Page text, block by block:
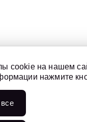
cookie на нашем
нажмите